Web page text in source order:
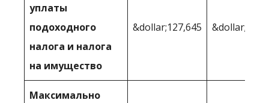
уплаты
подоходного
налога и налога
на имущество
&dollar;127,645
Максимально